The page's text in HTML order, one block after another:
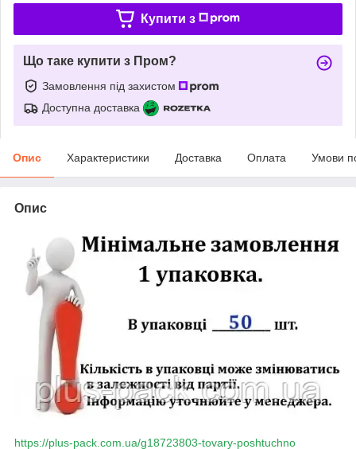
Купити з
Що таке купити з Пром?
Замовлення під захистом
Доступна доставка
Опис Характеристики Доставка Оплата Умови
Опис
https://plus-pack.com.ua/g18723803-tovary-poshtuchno